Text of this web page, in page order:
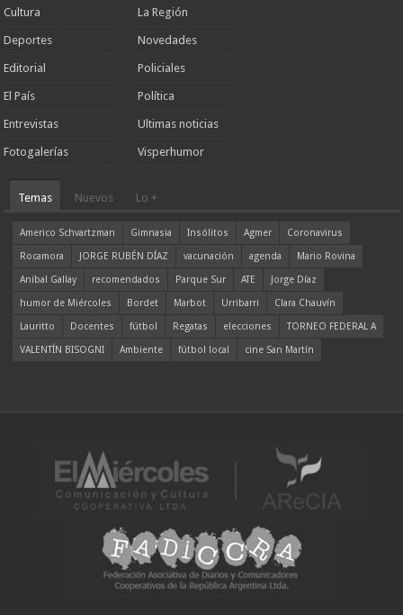
Cultura
Deportes
Editorial
El País
Entrevistas
Fotogalerías
La Región
Novedades
Policiales
Política
Ultimas noticias
Visperhumor
Temas Nuevos Lo +
Americo Schvartzman Gimnasia Insólitos Agmer
Coronavirus
Rocamora
JORGE RUBÉN DÍAZ vacunación agenda
Mario Rovina
Aníbal Gallay
recomendados Parque Sur ATE
Jorge Díaz
humor de Miércoles
Bordet Marbot Urribarri
Clara Chauvín
Lauritto
Docentes fútbol Regatas elecciones
TORNEO FEDERAL A
VALENTÍN BISOGNI
Ambiente fútbol local cine San Martín